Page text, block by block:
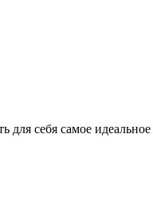
себя самое